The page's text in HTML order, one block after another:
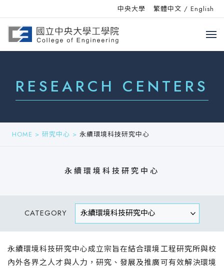
中央大學 繁體中文 / English
RESEARCH CENTERS
HOME > 研究中心 > 永續環境科技研究中心
永續環境科技研究中心
CATEGORY
永續環境科技研究中心成立宗旨在結合環境工程研究所與校
內外各界之人才與人力，研究、發展及推廣可有效解決環境